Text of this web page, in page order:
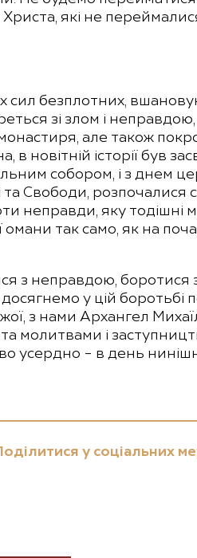
Христа, які не
сил безплотних,
зі злом і
але також
новітній історії був
собором, і з днем
та Свободи, розпочалися
неправди, яку тодішні
так само, як на
з неправдою, боротися
у цій боротьбі
з нами Архангел
молитвами і
усердно – в день
у соціальних